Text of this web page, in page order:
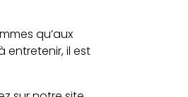
qu’aux
entretenir, il est